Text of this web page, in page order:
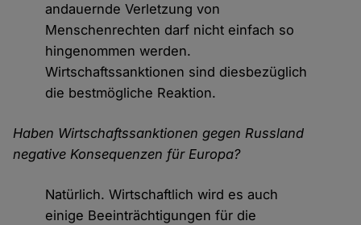
andauernde Verletzung von
Menschenrechten darf nicht einfach so
hingenommen werden.
Wirtschaftssanktionen sind diesbezüglich
die bestmögliche Reaktion.
Haben Wirtschaftssanktionen gegen Russland
negative Konsequenzen für Europa?
Natürlich. Wirtschaftlich wird es auch
einige Beeinträchtigungen für die